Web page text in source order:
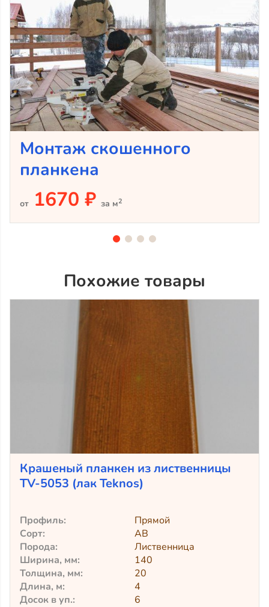
Монтаж скошенного
планкена
от 1670 ₽ за м2
Похожие товары
Крашеный планкен из лиственницы
TV-5053 (лак Teknos)
Профиль:
Прямой
Сорт:
АВ
Порода:
Лиственница
Ширина, мм:
140
Толщина, мм:
20
Длина, м:
4
Досок в уп.:
6